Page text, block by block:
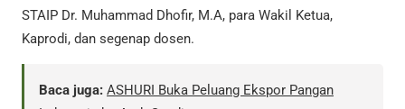
STAIP Dr. Muhammad Dhofir, M.A, para Wakil Ketua,
Kaprodi, dan segenap dosen.
Baca juga: ASHURI Buka Peluang Ekspor Pangan